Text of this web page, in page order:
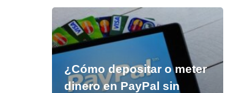
¿Cómo depositar o meter
dinero en PayPal sin